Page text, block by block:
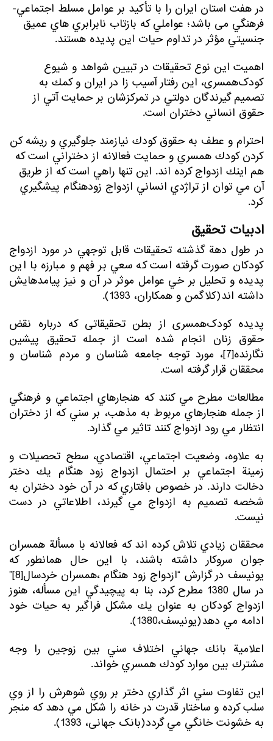
در هفت استان ايران را با تأكيد بر عوامل مسلط اجتماعي-
فرهنگي می باشد؛ عواملي كه بازتاب نابرابري هاي عميق
جنسيتي مؤثر در تداوم حيات اين پديده هستند.
اهمیت این نوع تحقیقات در تبيين شواهد و شيوع
کودک‌همسری، اين رفتار آسيب زا در ايران و كمك به
تصميم گيرندگان دولتي در تمركزشان بر حمايت آتي از
حقوق انساني دختران است.
احترام و عطف به حقوق كودك نيازمند جلوگيري و ريشه كن
كردن كودك همسري و حمايت فعالانه از دختراني است كه
هم اينك ازدواج كرده اند. اين تنها راهي است كه از طريق
آن مي توان از تراژدي انساني ازدواج زودهنگام پيشگيري
كرد.
ادبیات تحقیق
در طول دهة گذشته تحقيقات قابل توجهي در مورد ازدواج
كودكان صورت گرفته است كه سعي بر فهم و مبارزه با اين
پديده و تحليل بر خي عوامل موثر در آن و نيز پيامدهايش
داشته اند(كلاگمن و همكاران، 1393).
پدیده کودک‌همسری از بطن تحقیقاتی که درباره نقض
حقوق زنان انجام شده است از جمله تحقیق پیشین
نگارنده[7]، مورد توجه جامعه شناسان و مردم شناسان و
محققان قرار گرفته است.
مطالعات مطرح مي كنند كه هنجارهاي اجتماعي و فرهنگي
از جمله هنجارهاي مربوط به مذهب، بر سني كه از دختران
انتظار مي رود ازدواج كنند تاثير مي گذارد.
به علاوه، وضعيت اجتماعي، اقتصادي، سطح تحصيلات و
زمينة اجتماعي بر احتمال ازدواج زود هنگام يك دختر
دخالت دارند. در خصوص بافتاري كه در آن خود دختران به
شخصه تصميم به ازدواج مي گيرند، اطلاعاتي در دست
نيست.
محققان زيادي تلاش كرده اند كه فعالانه با مسألة همسران
جوان سروكار داشته باشند، با اين حال همانطور كه
يونيسف در گزارش “ازدواج زود هنگام ،همسران خردسال[8]”
در سال 1380 مطرح كرد، بنا به پيچيدگي اين مسأله، هنوز
ازدواج كودكان به عنوان يك مشكل فراگير به حيات خود
ادامه مي دهد(يونيسف،1380).
اعلامية بانك جهاني اختلاف سني بين زوجين را وجه
مشترك بين موارد كودك همسري خواند.
اين تفاوت سني اثر گذاري دختر بر روي شوهرش را از وي
سلب كرده و ساختار قدرت در خانه را شكل مي دهد كه منجر
به خشونت خانگي مي گردد(بانک جهانی، 1393).